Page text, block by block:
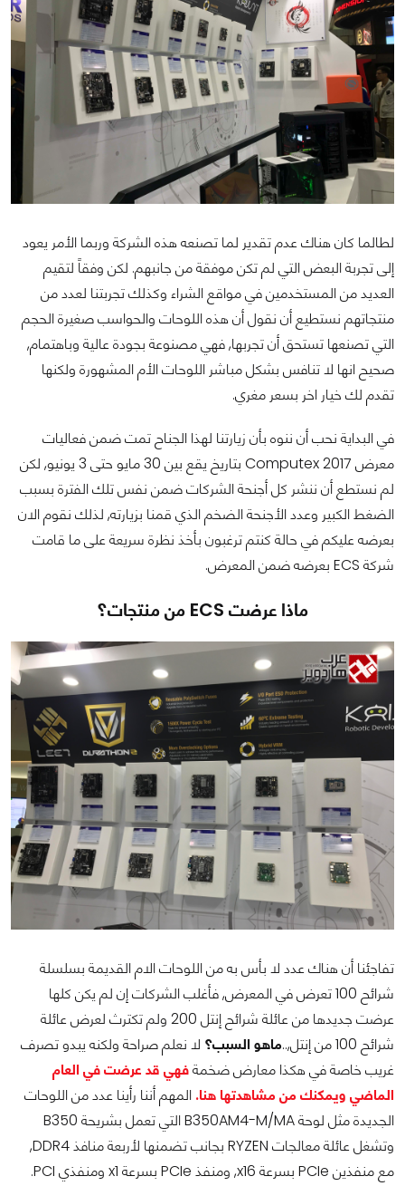
لطالما كان هناك عدم تقدير لما تصنعه هذه الشركة وربما الأمر يعود
إلى تجربة البعض التي لم تكن موفقة من جانبهم. لكن وفقاً لتقيم
العديد من المستخدمين في مواقع الشراء وكذلك تجربتنا لعدد من
منتجاتهم نستطيع أن نقول أن هذه اللوحات والحواسب صغيرة الحجم
التي تصنعها تستحق أن تجربها, فهي مصنوعة بجودة عالية وباهتمام,
صحيح انها لا تنافس بشكل مباشر اللوحات الأم المشهورة ولكنها
تقدم لك خيار اخر بسعر مغري.
في البداية نحب أن ننوه بأن زيارتنا لهذا الجناح تمت ضمن فعاليات
معرض Computex 2017 بتاريخ يقع بين 30 مايو حتى 3 يونيو, لكن
لم نستطع أن ننشر كل أجنحة الشركات ضمن نفس تلك الفترة بسبب
الضغط الكبير وعدد الأجنحة الضخم الذي قمنا بزيارته, لذلك نقوم الان
بعرضه عليكم في حالة كنتم ترغبون بأخذ نظرة سريعة على ما قامت
شركة ECS بعرضه ضمن المعرض.
ماذا عرضت ECS من منتجات؟
تفاجئنا أن هناك عدد لا بأس به من اللوحات الام القديمة بسلسلة
شرائح 100 تعرض في المعرض, فأغلب الشركات إن لم يكن كلها
عرضت جديدها من عائلة شرائح إنتل 200 ولم تكترث لعرض عائلة
شرائح 100 من إنتل,..
ماهو السبب؟ لا نعلم صراحة ولكنه يبدو تصرف
غريب خاصة في هكذا معارض ضخمةفهي قد عرضت في العام
الماضي ويمكنك من مشاهدتها هنا. المهم أننا رأينا عدد من اللوحات
الجديدة مثل لوحة B350AM4-M/MA التي تعمل بشريحة B350
وتشغل عائلة معالجات RYZEN بجانب تضمنها لأربعة منافذ DDR4,
مع منفذين PCIe بسرعة x16, ومنفذ PCIe بسرعة x1 ومنفذي PCI.